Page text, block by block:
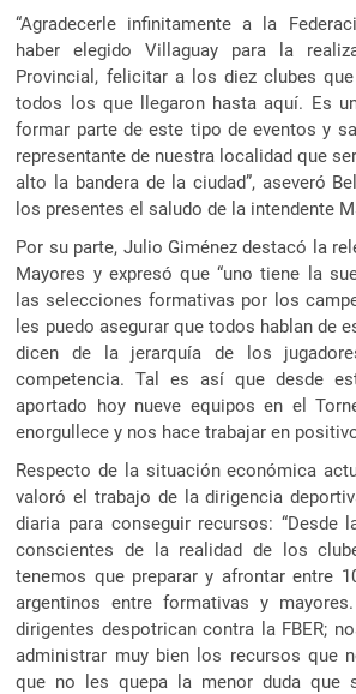
“Agradecerle infinitamente a la
haber elegido Villaguay para la
Provincial, felicitar a los diez clubes
todos los que llegaron hasta aquí. Es
formar parte de este tipo de eventos y
representante de nuestra localidad que
alto la bandera de la ciudad”, aseveró
los presentes el saludo de la intendente
Por su parte, Julio Giménez destacó la
Mayores y expresó que “uno tiene la
las selecciones formativas por los
les puedo asegurar que todos hablan de
dicen de la jerarquía de los
competencia. Tal es así que desde
aportado hoy nueve equipos en el
enorgullece y nos hace trabajar en
Respecto de la situación económica
valoró el trabajo de la dirigencia
diaria para conseguir recursos: “Desde
conscientes de la realidad de los
tenemos que preparar y afrontar entre
argentinos entre formativas y
dirigentes despotrican contra la FBER;
administrar muy bien los recursos que
que no les quepa la menor duda que